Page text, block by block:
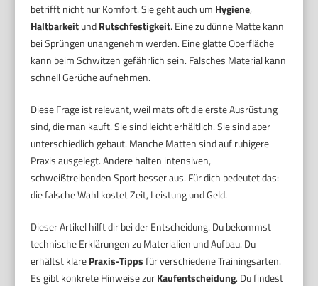
betrifft nicht nur Komfort. Sie geht auch um Hygiene,
HaltbarkeitundRutschfestigkeit. Eine zu dünne Matte kann
bei Sprüngen unangenehm werden. Eine glatte Oberfläche
kann beim Schwitzen gefährlich sein. Falsches Material kann
schnell Gerüche aufnehmen.
Diese Frage ist relevant, weil mats oft die erste Ausrüstung
sind, die man kauft. Sie sind leicht erhältlich. Sie sind aber
unterschiedlich gebaut. Manche Matten sind auf ruhigere
Praxis ausgelegt. Andere halten intensiven,
schweißtreibenden Sport besser aus. Für dich bedeutet das:
die falsche Wahl kostet Zeit, Leistung und Geld.
Dieser Artikel hilft dir bei der Entscheidung. Du bekommst
technische Erklärungen zu Materialien und Aufbau. Du
erhältst klarePraxis-Tippsfür verschiedene Trainingsarten.
Es gibt konkrete Hinweise zurKaufentscheidung. Du findest